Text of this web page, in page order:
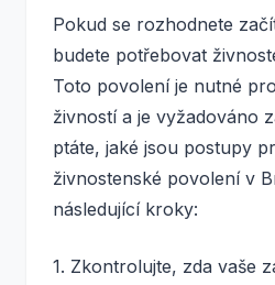
Pokud se rozhodnete
budete potřebovat
Toto povolení je nutné
živností a je vyžadováno
ptáte, jaké jsou postupy
živnostenské povolení v
následující kroky:
1. Zkontrolujte, zda vaše